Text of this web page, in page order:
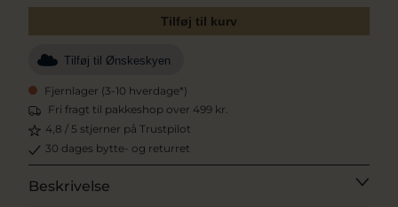
Tilføj til kurv
Tilføj til Ønskeskyen
Fjernlager (3-10 hverdage*)
Fri fragt til pakkeshop over 499 kr.
4,8 / 5 stjerner på Trustpilot
30 dages bytte- og returret
Beskrivelse